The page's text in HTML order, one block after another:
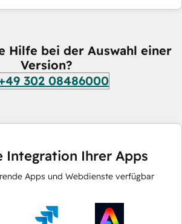
Hilfe bei der Auswahl einer
Version?
302 08486000
Integration Ihrer Apps
Apps und Webdienste verfügbar